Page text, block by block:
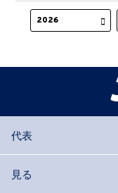
代表
見る